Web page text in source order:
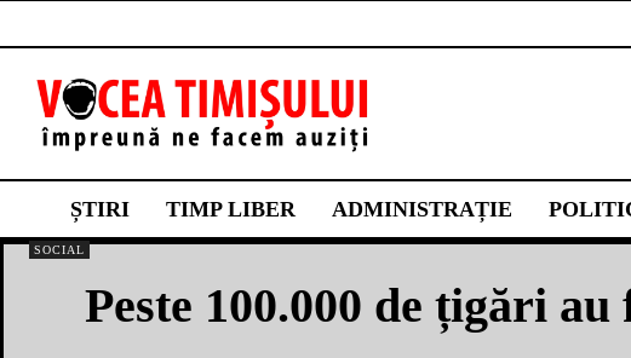
ȘTIRI TIMP LIBER ADMINISTRAȚIE
SOCIAL
Peste 100.000 de țigări